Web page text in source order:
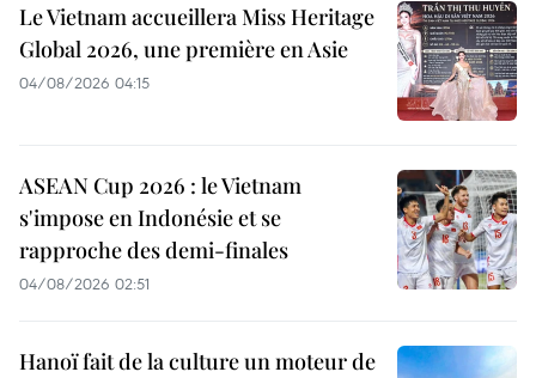
Le Vietnam accueillera Miss Heritage
Global 2026, une première en Asie
04/08/2026 04:15
ASEAN Cup 2026 : le Vietnam
s'impose en Indonésie et se
rapproche des demi-finales
04/08/2026 02:51
Hanoï fait de la culture un moteur de